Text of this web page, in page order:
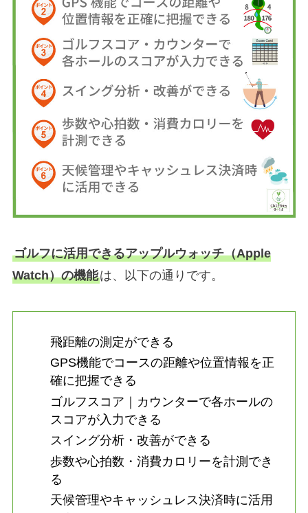
ゴルフに活用できるアップルウォッチ（Apple
Watch）の機能は、以下の通りです。
飛距離の測定ができる
GPS機能でコースの距離や位置情報を正
確に把握できる
ゴルフスコア｜カウンターで各ホールの
スコアが入力できる
スイング分析・改善ができる
歩数や心拍数・消費カロリーを計測でき
る
天候管理やキャッシュレス決済時に活用